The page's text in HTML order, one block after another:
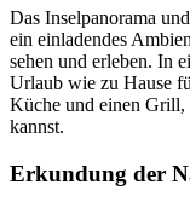
Das Inselpanorama
ein einladendes
sehen und erleben. In
Urlaub wie zu Hause
Küche und einen Grill,
kannst.
Erkundung der